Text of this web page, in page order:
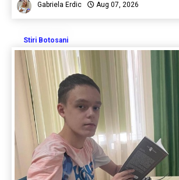
Gabriela Erdic Aug 07, 2026
Stiri Botosani